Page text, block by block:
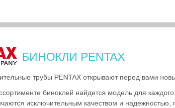
БИНОКЛИ PENTAX
трубы PENTAX открывают перед вами
биноклей найдется модель для
исключительным качеством и